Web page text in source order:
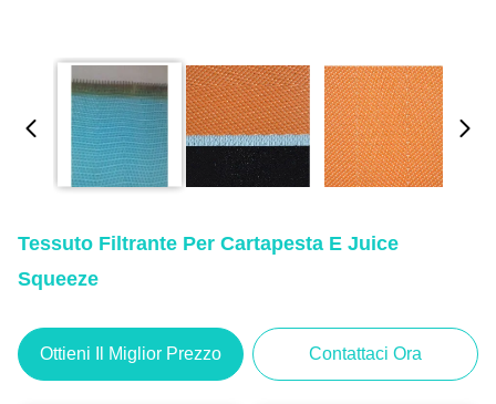
Tessuto Filtrante Per Cartapesta E Juice
Squeeze
Ottieni Il Miglior Prezzo Contattaci Ora